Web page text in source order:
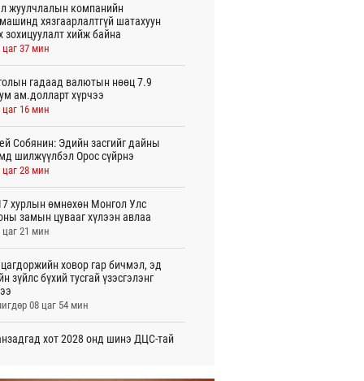
жуулчлалын компанийн
хязгаарлалтгүй шатахуун
зохицуулалт хийж байна
цаг 37 мин
гадаад валютын нөөц 7.9
ам.долларт хүрчээ
цаг 16 мин
Собянин: Эдийн засгийг дайны
шилжүүлбэл Орос сүйрнэ
цаг 28 мин
хурлын өмнөхөн Монгол Улс
замын цувааг хүлээн авлаа
цаг 21 мин
ховор гар бичмэл, эд
зүйлс бүхий тусгай үзэсгэлэнг
08 цаг 54 мин
хот 2028 онд шинэ ДЦС-тай